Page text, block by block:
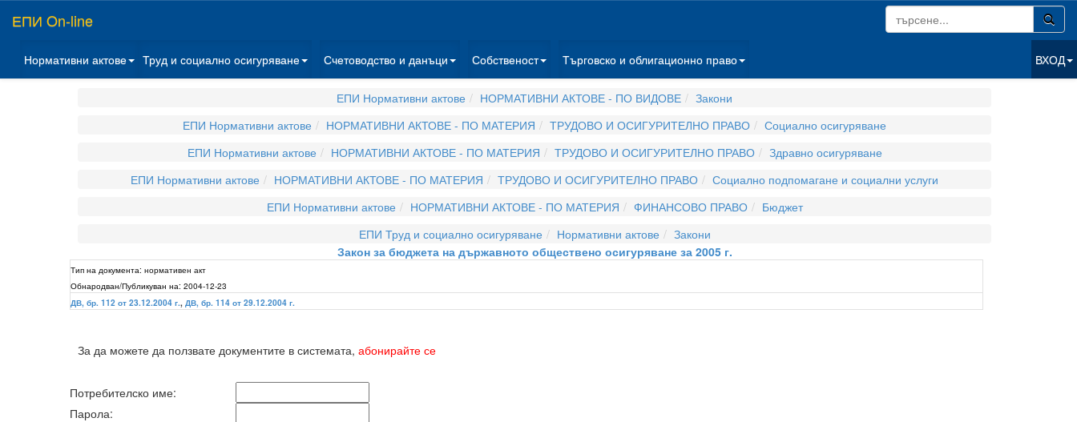
ЕПИ On-line
Нормативни актове Труд и социално осигуряване Счетоводство и данъци Собственост Търговско и облигационно право ВХОД
ЕПИ Нормативни актове НОРМАТИВНИ АКТОВЕ - ПО ВИДОВЕ
Закони
ЕПИ Нормативни актове
НОРМАТИВНИ АКТОВЕ - ПО МАТЕРИЯ ТРУДОВО И ОСИГУРИТЕЛНО ПРАВО
Социално осигуряване
ЕПИ Нормативни актове
НОРМАТИВНИ АКТОВЕ - ПО МАТЕРИЯ ТРУДОВО И ОСИГУРИТЕЛНО ПРАВО
Здравно осигуряване
ЕПИ Нормативни актове
НОРМАТИВНИ АКТОВЕ - ПО МАТЕРИЯ ТРУДОВО И ОСИГУРИТЕЛНО ПРАВО
Социално подпомагане и социални услуги
ЕПИ Нормативни актове
НОРМАТИВНИ АКТОВЕ - ПО МАТЕРИЯ ФИНАНСОВО ПРАВО
Бюджет
ЕПИ Труд и социално осигуряване
Нормативни актове
Закони
Закон за бюджета на държавното обществено осигуряване за 2005 г.
Тип на документа: нормативен акт
Обнародван/Публикуван на: 2004-12-23
ДВ, бр. 112 от 23.12.2004 г., ДВ, бр. 114 от 29.12.2004 г.
За да можете да ползвате документите в системата, абонирайте се
Потребителско име:
Парола: